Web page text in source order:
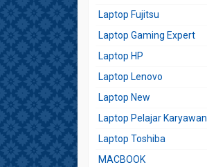
Laptop Fujitsu
Laptop Gaming Expert
Laptop HP
Laptop Lenovo
Laptop New
Laptop Pelajar Karyawan
Laptop Toshiba
MACBOOK